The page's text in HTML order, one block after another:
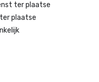
ter plaatse
plaatse